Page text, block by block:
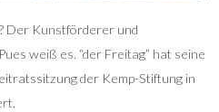
Der Kunstförderer und
weiß es. “der Freitag” hat seine
der Kemp-Stiftung in